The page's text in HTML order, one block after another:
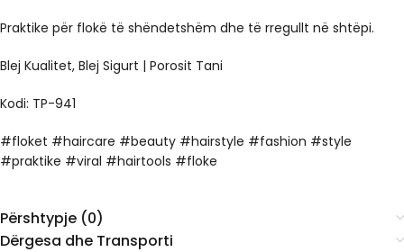
Praktike për flokë të shëndetshëm dhe të rregullt në shtëpi.
Blej Kualitet, Blej Sigurt | Porosit Tani
Kodi: TP-941
#floket #haircare #beauty #hairstyle #fashion #style
#praktike #viral #hairtools #floke
Përshtypje (0)
Dërgesa dhe Transporti